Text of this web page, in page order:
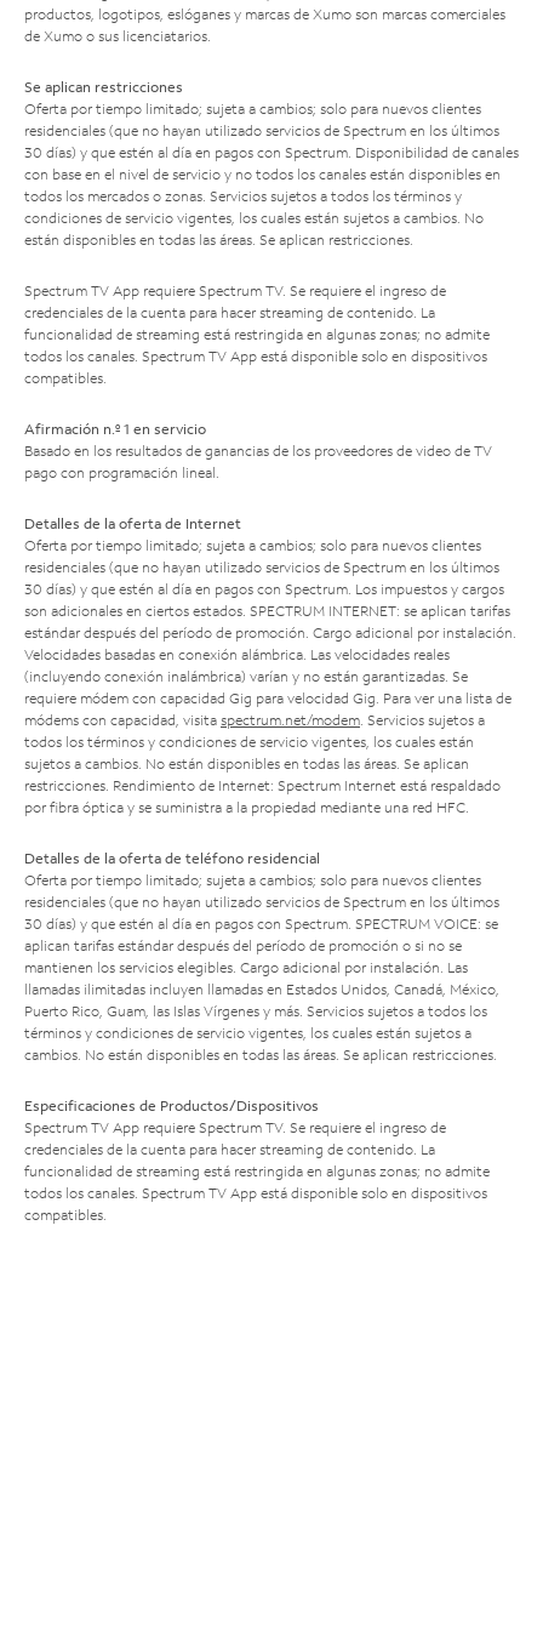
productos, logotipos, eslóganes y marcas de Xumo son marcas comerciales
de Xumo o sus licenciatarios.
Se aplican restricciones
Oferta por tiempo limitado; sujeta a cambios; solo para nuevos clientes
residenciales (que no hayan utilizado servicios de Spectrum en los últimos
30 días) y que estén al día en pagos con Spectrum. Disponibilidad de canales
con base en el nivel de servicio y no todos los canales están disponibles en
todos los mercados o zonas. Servicios sujetos a todos los términos y
condiciones de servicio vigentes, los cuales están sujetos a cambios. No
están disponibles en todas las áreas. Se aplican restricciones.
Spectrum TV App requiere Spectrum TV. Se requiere el ingreso de
credenciales de la cuenta para hacer streaming de contenido. La
funcionalidad de streaming está restringida en algunas zonas; no admite
todos los canales. Spectrum TV App está disponible solo en dispositivos
compatibles.
Afirmación n.º 1 en servicio
Basado en los resultados de ganancias de los proveedores de video de TV
pago con programación lineal.
Detalles de la oferta de Internet
Oferta por tiempo limitado; sujeta a cambios; solo para nuevos clientes
residenciales (que no hayan utilizado servicios de Spectrum en los últimos
30 días) y que estén al día en pagos con Spectrum. Los impuestos y cargos
son adicionales en ciertos estados. SPECTRUM INTERNET: se aplican tarifas
estándar después del período de promoción. Cargo adicional por instalación.
Velocidades basadas en conexión alámbrica. Las velocidades reales
(incluyendo conexión inalámbrica) varían y no están garantizadas. Se
requiere módem con capacidad Gig para velocidad Gig. Para ver una lista de
módems con capacidad, visita spectrum.net/modem. Servicios sujetos a
todos los términos y condiciones de servicio vigentes, los cuales están
sujetos a cambios. No están disponibles en todas las áreas. Se aplican
restricciones. Rendimiento de Internet: Spectrum Internet está respaldado
por fibra óptica y se suministra a la propiedad mediante una red HFC.
Detalles de la oferta de teléfono residencial
Oferta por tiempo limitado; sujeta a cambios; solo para nuevos clientes
residenciales (que no hayan utilizado servicios de Spectrum en los últimos
30 días) y que estén al día en pagos con Spectrum. SPECTRUM VOICE: se
aplican tarifas estándar después del período de promoción o si no se
mantienen los servicios elegibles. Cargo adicional por instalación. Las
llamadas ilimitadas incluyen llamadas en Estados Unidos, Canadá, México,
Puerto Rico, Guam, las Islas Vírgenes y más. Servicios sujetos a todos los
términos y condiciones de servicio vigentes, los cuales están sujetos a
cambios. No están disponibles en todas las áreas. Se aplican restricciones.
Especificaciones de Productos/Dispositivos
Spectrum TV App requiere Spectrum TV. Se requiere el ingreso de
credenciales de la cuenta para hacer streaming de contenido. La
funcionalidad de streaming está restringida en algunas zonas; no admite
todos los canales. Spectrum TV App está disponible solo en dispositivos
compatibles.